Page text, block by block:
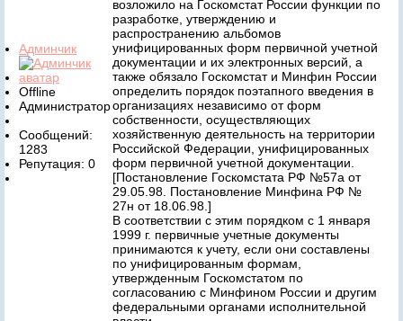
Админчик
Offline
Администратор
Сообщений:
1283
Репутация: 0
возложило на Госкомстат России функции по
разработке, утверждению и
распространению альбомов
унифицированных форм первичной учетной
документации и их электронных версий, а
также обязало Госкомстат и Минфин России
определить порядок поэтапного введения в
организациях независимо от форм
собственности, осуществляющих
хозяйственную деятельность на территории
Российской Федерации, унифицированных
форм первичной учетной документации.
[Постановление Госкомстата РФ №57а от
29.05.98. Постановление Минфина РФ №
27н от 18.06.98.]
В соответствии с этим порядком с 1 января
1999 г. первичные учетные документы
принимаются к учету, если они составлены
по унифицированным формам,
утвержденным Госкомстатом по
согласованию с Минфином России и другим
федеральными органами исполнительной